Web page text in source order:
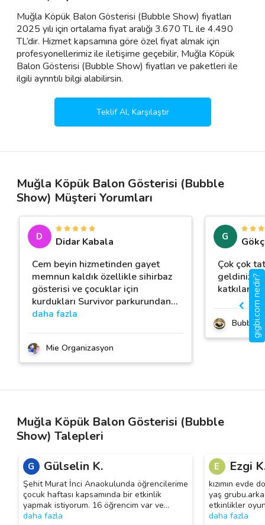
Muğla Köpük Balon Gösterisi (Bubble Show) fiyatları
2025 yılı için ortalama fiyat aralığı 3.670 TL ile 4.490
TL’dir. Hizmet kapsamına göre özel fiyat almak için
profesyonellerimiz ile iletişime geçebilir, Muğla Köpük
Balon Gösterisi (Bubble Show) fiyatları ve paketleri ile
ilgili ayrıntılı bilgi alabilirsin.
Teklif Al, Karşılaştır
Muğla Köpük Balon Gösterisi (Bubble
Show) Müşteri Yorumları
D
Didar Kabala
Cem beyin hizmetinden gayet
memnun kaldık özellikle sihirbaz
gösterisi ve çocuklar için
kurdukları Survivor parkurundan…
daha fazla
Mie Organizasyon
G
Çok çok
Bubble
Muğla Köpük Balon Gösterisi (Bubble
Show) Talepleri
G Gülselin K.
Şehit Murat İnci Anaokulunda öğrencilerime
çocuk haftası kapsamında bir etkinlik
yapmak istiyorum. 16 öğrencim var ve…
daha fazla
E Ezgi
kızımın evde
yaş
etkinlikler
daha fazla
gigbi.com nedir?